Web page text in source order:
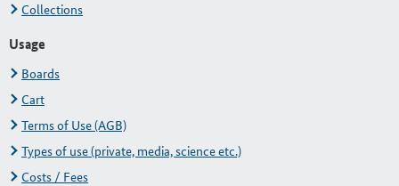
Collections
Usage
Boards
Cart
Terms of Use (AGB)
Types of use (private, media, science etc.)
Costs / Fees